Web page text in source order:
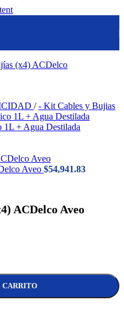
/ - Kit Cables y Bujias
+ Agua Destilada
Aveo $54,941.83
ACDelco Aveo
Aveo cantidad
CARRITO